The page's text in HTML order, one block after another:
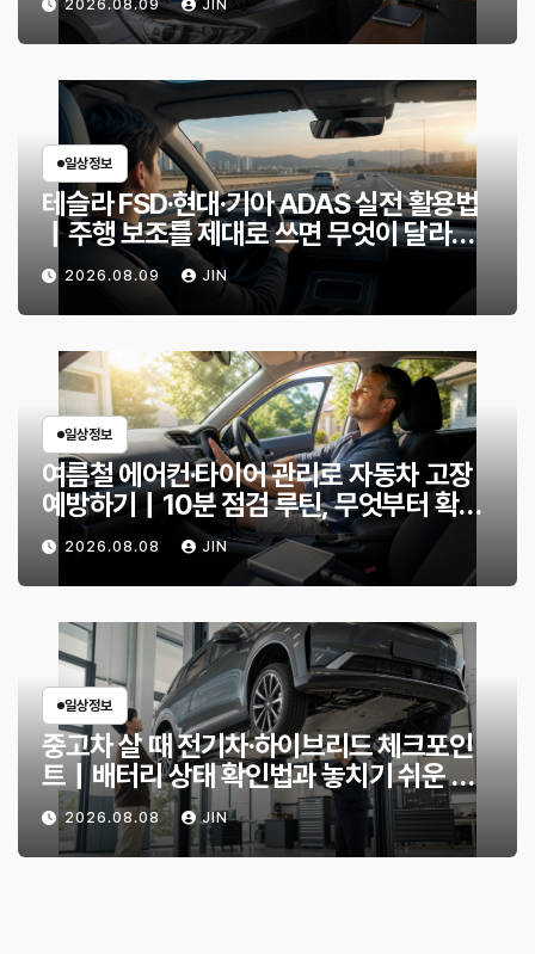
2026.08.09 JIN
일상정보
테슬라 FSD·현대·기아 ADAS 실전 활용법
｜주행 보조를 제대로 쓰면 무엇이 달라질
까?2026.08.09 JIN
일상정보
여름철 에어컨·타이어 관리로 자동차 고장
예방하기｜10분 점검 루틴, 무엇부터 확인
할까?
2026.08.08 JIN
일상정보
중고차 살 때 전기차·하이브리드 체크포인
트｜배터리 상태 확인법과 놓치기 쉬운 위
험 신호
2026.08.08 JIN